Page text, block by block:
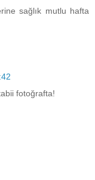
sağlık mutlu hafta
fotoğrafta!